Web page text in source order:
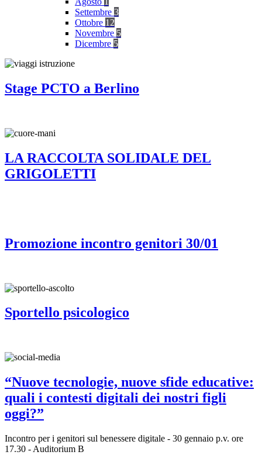
Settembre 3
Ottobre 12
Novembre 5
Dicembre 5
Stage PCTO a Berlino
LA RACCOLTA SOLIDALE DEL
GRIGOLETTI
Promozione incontro genitori 30/01
Sportello psicologico
“Nuove tecnologie, nuove sfide educative:
quali i contesti digitali dei nostri figli
oggi?”
Incontro per i genitori sul benessere digitale - 30 gennaio p.v. ore
17.30 - Auditorium B